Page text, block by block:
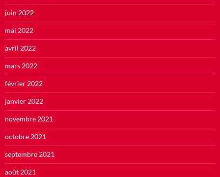
juin 2022
mai 2022
avril 2022
mars 2022
février 2022
janvier 2022
novembre 2021
octobre 2021
septembre 2021
août 2021